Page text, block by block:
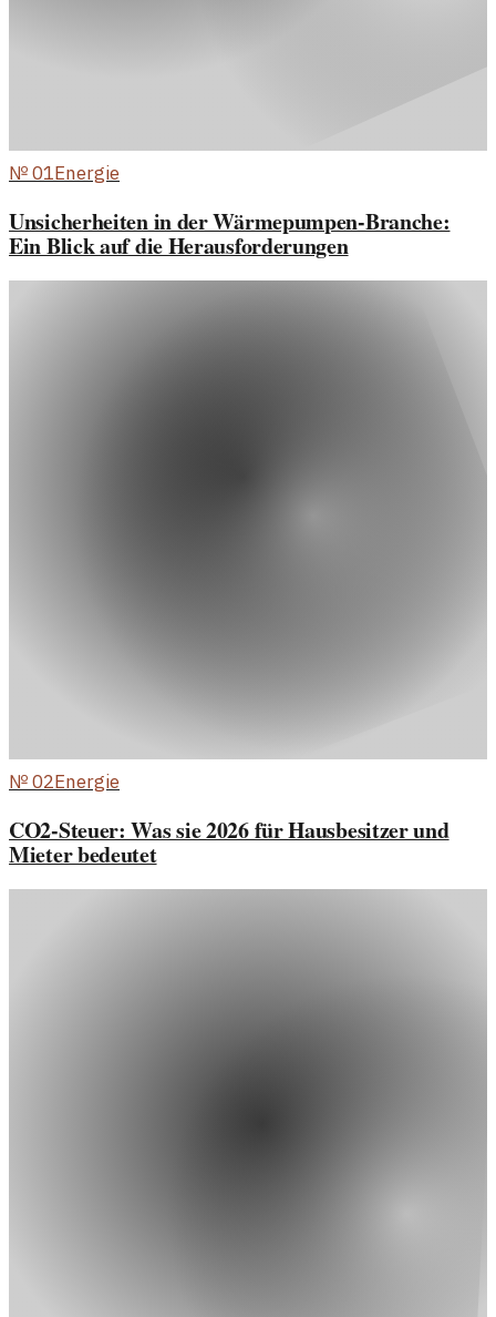
№01Energie
Unsicherheiten in der Wärmepumpen-Branche:
Ein Blick auf die Herausforderungen
№02Energie
CO2-Steuer: Was sie 2026 für Hausbesitzer und
Mieter bedeutet